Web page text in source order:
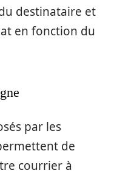
destinataire et
en fonction du
par les
de
courrier à